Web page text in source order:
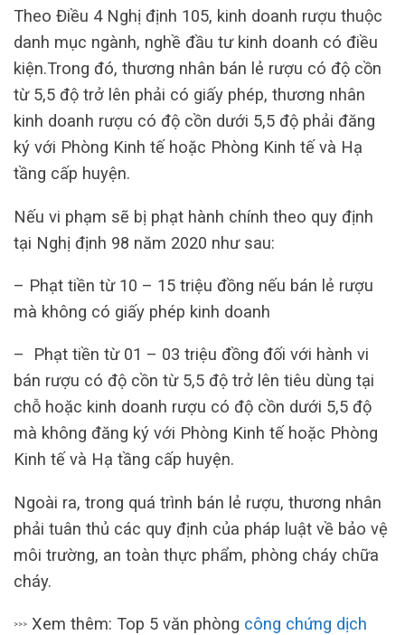
Theo Điều 4 Nghị định 105, kinh doanh rượu thuộc
danh mục ngành, nghề đầu tư kinh doanh có điều
kiện.Trong đó, thương nhân bán lẻ rượu có độ cồn
từ 5,5 độ trở lên phải có giấy phép, thương nhân
kinh doanh rượu có độ cồn dưới 5,5 độ phải đăng
ký với Phòng Kinh tế hoặc Phòng Kinh tế và Hạ
tầng cấp huyện.
Nếu vi phạm sẽ bị phạt hành chính theo quy định
tại Nghị định 98 năm 2020 như sau:
– Phạt tiền từ 10 – 15 triệu đồng nếu bán lẻ rượu
mà không có giấy phép kinh doanh
– Phạt tiền từ 01 – 03 triệu đồng đối với hành vi
bán rượu có độ cồn từ 5,5 độ trở lên tiêu dùng tại
chỗ hoặc kinh doanh rượu có độ cồn dưới 5,5 độ
mà không đăng ký với Phòng Kinh tế hoặc Phòng
Kinh tế và Hạ tầng cấp huyện.
Ngoài ra, trong quá trình bán lẻ rượu, thương nhân
phải tuân thủ các quy định của pháp luật về bảo vệ
môi trường, an toàn thực phẩm, phòng cháy chữa
cháy.
>>> Xem thêm: Top 5 văn phòng công chứng dịch